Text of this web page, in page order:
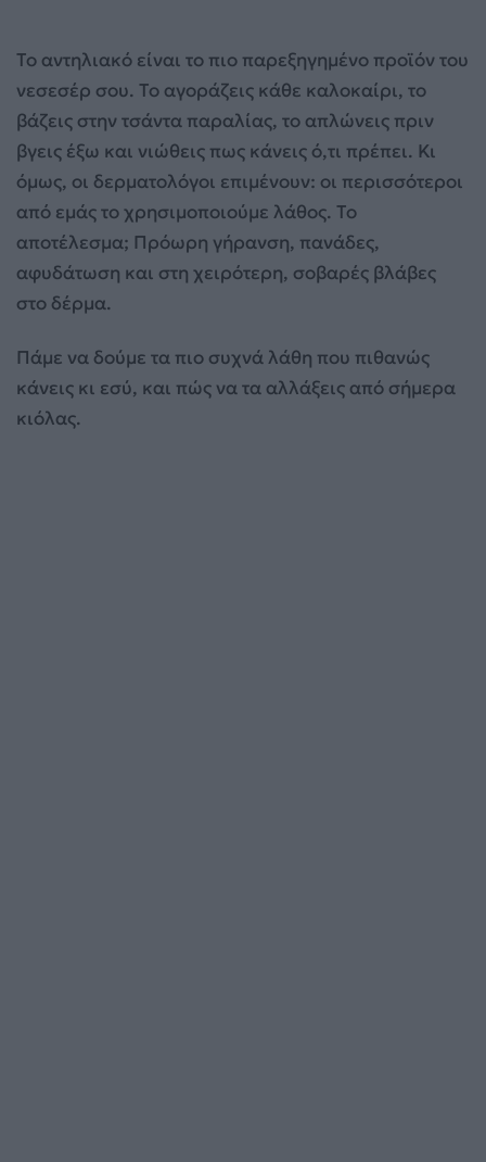
Το αντηλιακό είναι το πιο παρεξηγημένο προϊόν του
νεσεσέρ σου. Το αγοράζεις κάθε καλοκαίρι, το
βάζεις στην τσάντα παραλίας, το απλώνεις πριν
βγεις έξω και νιώθεις πως κάνεις ό,τι πρέπει. Κι
όμως, οι δερματολόγοι επιμένουν: οι περισσότεροι
από εμάς το χρησιμοποιούμε λάθος. Το
αποτέλεσμα; Πρόωρη γήρανση, πανάδες,
αφυδάτωση και στη χειρότερη, σοβαρές βλάβες
στο δέρμα.
Πάμε να δούμε τα πιο συχνά λάθη που πιθανώς
κάνεις κι εσύ, και πώς να τα αλλάξεις από σήμερα
κιόλας.